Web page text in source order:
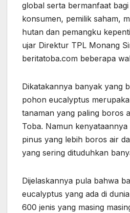
global serta bermanfaat
konsumen, pemilik saham,
hutan dan pemangku
ujar Direktur TPL Monang
beritatoba.com beberapa
Dikatakannya banyak yang
pohon eucalyptus
tanaman yang paling boros
Toba. Namun kenyataannya
pinus yang lebih boros air
yang sering dituduhkan
Dijelaskannya pula bahwa
eucalyptus yang ada di
600 jenis yang masing